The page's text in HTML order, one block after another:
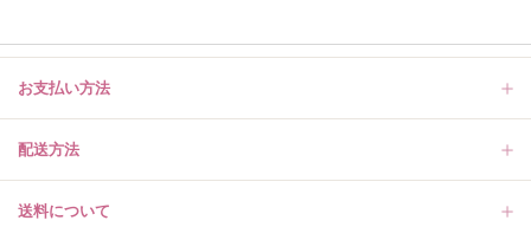
お支払い方法
配送方法
送料について